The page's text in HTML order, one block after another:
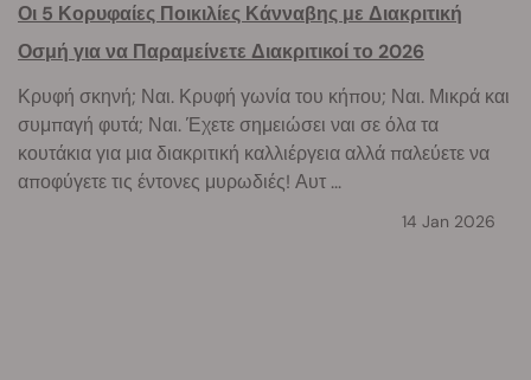
Οι 5 Κορυφαίες Ποικιλίες Κάνναβης με Διακριτική
Οσμή για να Παραμείνετε Διακριτικοί το 2026
Κρυφή σκηνή; Ναι. Κρυφή γωνία του κήπου; Ναι. Μικρά και
συμπαγή φυτά; Ναι. Έχετε σημειώσει ναι σε όλα τα
κουτάκια για μια διακριτική καλλιέργεια αλλά παλεύετε να
αποφύγετε τις έντονες μυρωδιές! Αυτ ...
14 Jan 2026